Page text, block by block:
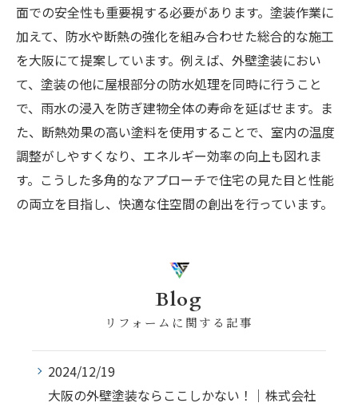
面での安全性も重要視する必要があります。塗装作業に
加えて、防水や断熱の強化を組み合わせた総合的な施工
を大阪にて提案しています。例えば、外壁塗装におい
て、塗装の他に屋根部分の防水処理を同時に行うこと
で、雨水の浸入を防ぎ建物全体の寿命を延ばせます。ま
た、断熱効果の高い塗料を使用することで、室内の温度
調整がしやすくなり、エネルギー効率の向上も図れま
す。こうした多角的なアプローチで住宅の見た目と性能
の両立を目指し、快適な住空間の創出を行っています。
Blog
リフォームに関する記事
2024/12/19
大阪の外壁塗装ならここしかない！｜株式会社